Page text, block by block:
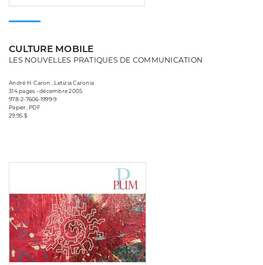
CULTURE MOBILE
LES NOUVELLES PRATIQUES DE COMMUNICATION
André H. Caron , Letizia Caronia
314 pages • décembre 2005
978-2-7606-1999-9
Papier, PDF
29,95 $